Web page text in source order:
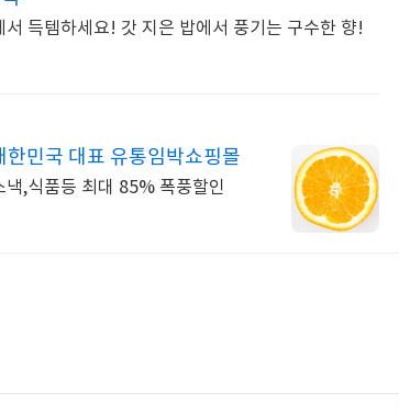
득템하세요! 갓 지은 밥에서 풍기는 구수한 향!
민국 대표 유통임박쇼핑몰
,식품등 최대 85% 폭풍할인